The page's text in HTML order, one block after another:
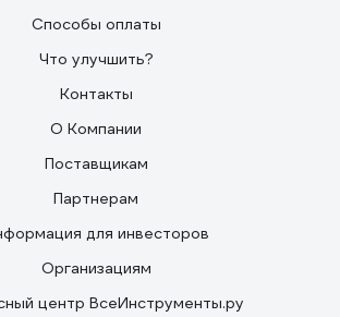
Способы оплаты
Что улучшить?
Контакты
О Компании
Поставщикам
Партнерам
для инвесторов
Организациям
центр ВсеИнструменты.ру